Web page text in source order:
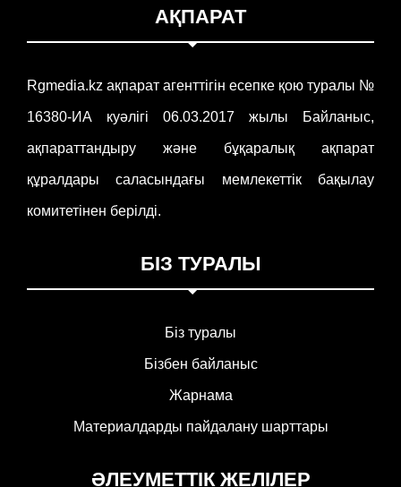
АҚПАРАТ
Rgmedia.kz ақпарат агенттігін есепке қою туралы №
16380-ИА куәлігі 06.03.2017 жылы Байланыс,
ақпараттандыру және бұқаралық ақпарат
құралдары саласындағы мемлекеттік бақылау
комитетінен берілді.
БІЗ ТУРАЛЫ
Біз туралы
Бізбен байланыс
Жарнама
Материалдарды пайдалану шарттары
ӘЛЕУМЕТТІК ЖЕЛІЛЕР